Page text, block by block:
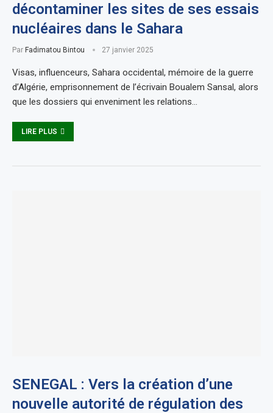
décontaminer les sites de ses essais
nucléaires dans le Sahara
Par Fadimatou Bintou 27 janvier 2025
Visas, influenceurs, Sahara occidental, mémoire de la guerre
d’Algérie, emprisonnement de l’écrivain Boualem Sansal, alors
que les dossiers qui enveniment les relations…
LIRE PLUS
SENEGAL : Vers la création d’une
nouvelle autorité de régulation des